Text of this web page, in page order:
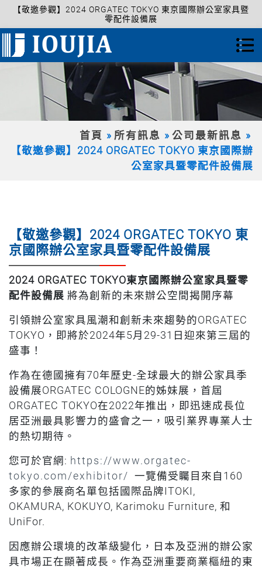
【敬邀參觀】2024 ORGATEC TOKYO 東京國際辦公室家具暨
零配件設備展
首頁 所有訊息
公司最新訊息
【敬邀參觀】2024 ORGATEC TOKYO 東京國際辦
公室家具暨零配件設備展
【敬邀參觀】2024 ORGATEC TOKYO 東
京國際辦公室家具暨零配件設備展
2024 ORGATEC TOKYO東京國際辦公室家具暨零
配件設備展 將為創新的未來辦公空間揭開序幕
引領辦公室家具風潮和創新未來趨勢的ORGATEC
TOKYO，即將於2024年5月29-31日迎來第三屆的
盛事！
作為在德國擁有70年歷史-全球最大的辦公家具季
設備展ORGATEC COLOGNE的姊妹展，首屆
ORGATEC TOKYO在2022年推出，即迅速成長位
居亞洲最具影響力的盛會之一，吸引業界專業人士
的熱切期待。
您可於官網: https://www.orgatec-
tokyo.com/exhibitor/ 一覽備受矚目來自160
多家的參展商名單包括國際品牌ITOKI,
OKAMURA, KOKUYO, Karimoku Furniture, 和
UniFor.
因應辦公環境的改革級變化，日本及亞洲的辦公家
具市場正在顯著成長。作為亞洲重要商業樞紐的東